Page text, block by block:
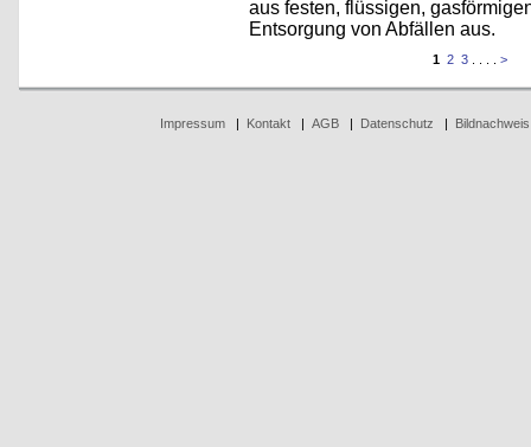
aus festen, flüssigen,
Entsorgung von Abfällen aus.
1 2 3 >
Impressum| Kontakt| AGB| Datenschutz | Bildnachweis